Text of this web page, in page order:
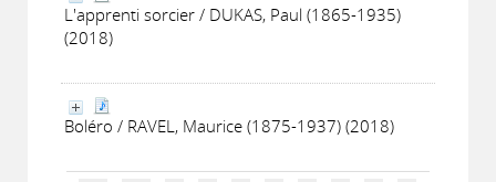
L'apprenti sorcier / DUKAS, Paul (1865-1935)
(2018)
Boléro / RAVEL, Maurice (1875-1937) (2018)